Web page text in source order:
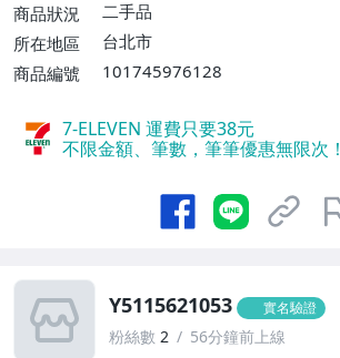
商品狀況
二手品
所在地區
台北市
商品編號
101745976128
7-ELEVEN 運費只要38元
不限金額、筆數，筆筆優惠無限次！
Y5115621053 實名驗證
粉絲數 2 56分鐘前上線